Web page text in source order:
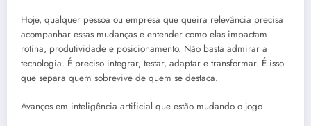
Hoje, qualquer pessoa ou empresa que queira relevância precisa
acompanhar essas mudanças e entender como elas impactam
rotina, produtividade e posicionamento. Não basta admirar a
tecnologia. É preciso integrar, testar, adaptar e transformar. É isso
que separa quem sobrevive de quem se destaca.
Avanços em inteligência artificial que estão mudando o jogo